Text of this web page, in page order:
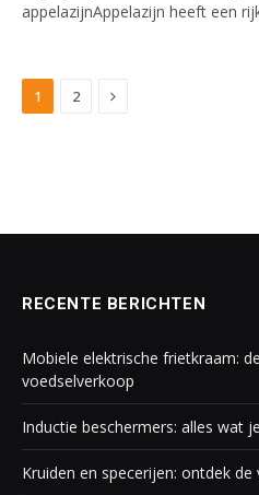
appelazijnAppelazijn heeft een
1 2 Next
RECENTE BERICHTEN
Mobiele elektrische frietkraam:
voedselverkoop
Inductie beschermers: alles wat
Kruiden en specerijen: ontdek